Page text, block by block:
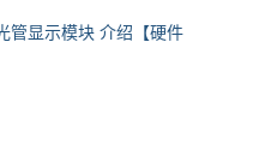
显示模块 介绍【硬件